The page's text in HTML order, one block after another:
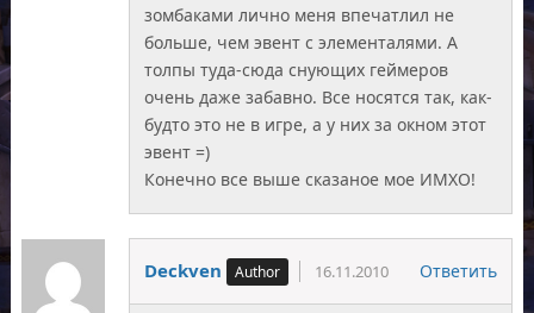
зомбаками лично меня впечатлил не
больше, чем эвент с элементалями. А
толпы туда-сюда снующих геймеров
очень даже забавно. Все носятся так, как-
будто это не в игре, а у них за окном этот
эвент =)
Конечно все выше сказаное мое ИМХО!
Deckven 16.11.2010 Ответить